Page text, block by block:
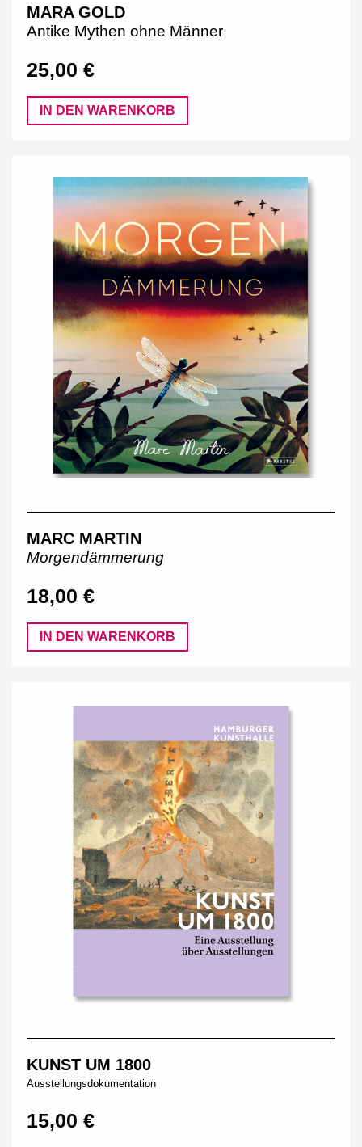
MARA GOLD
Antike Mythen ohne Männer
25,00 €
IN DEN WARENKORB
MARC MARTIN
Morgendämmerung
18,00 €
IN DEN WARENKORB
KUNST UM 1800
Ausstellungsdokumentation
15,00 €